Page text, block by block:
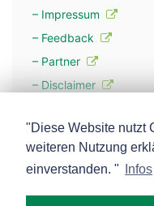
– Impressum
– Feedback
– Partner
– Disclaimer
– Werbung
– Mehr über unsere
"Diese Website nutzt
weiteren Nutzung
einverstanden. "
Infos